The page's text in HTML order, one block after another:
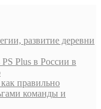
развитие деревни
Plus в России в
правильно
команды и